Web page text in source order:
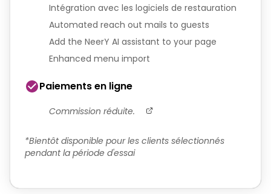
Intégration avec les logiciels de restauration
Automated reach out mails to guests
Add the NeerY AI assistant to your page
Enhanced menu import
Paiements en ligne
Commission réduite.
*Bientôt disponible pour les clients sélectionnés
pendant la période d'essai